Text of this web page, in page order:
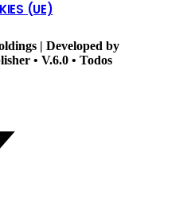
(UE)
| Developed by
• V.6.0 • Todos